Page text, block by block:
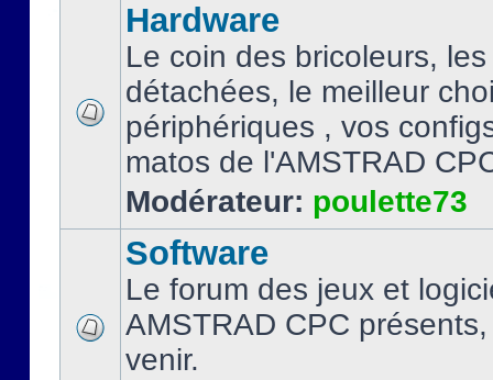
Hardware
Le coin des bricoleurs,
détachées, le meilleur
périphériques , vos
matos de l'AMSTRAD
Modérateur: poulette73
Software
Le forum des jeux et
AMSTRAD CPC
venir.